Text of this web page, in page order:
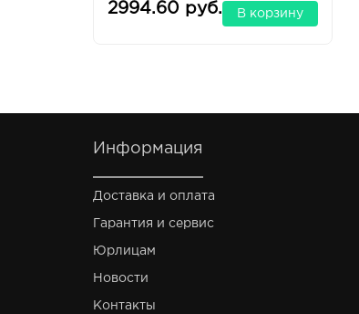
2994.60 руб. В корзину
Информация
Доставка и оплата
Гарантия и сервис
Юрлицам
Новости
Контакты